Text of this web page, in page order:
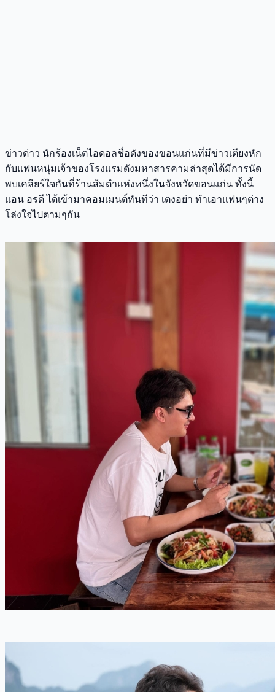
ข่าวด่าว นักร้องเน็ตไอดอลชื่อดังของขอนแก่นที่มีข่าวเตียงหัก
กับแฟนหนุ่มเจ้าของโรงแรมดังมหาสารคามล่าสุดได้มีการนัด
พบเคลียร์ใจกันที่ร้านส้มตำแห่งหนึ่งในจังหวัดขอนแก่น ทั้งนี้
แอน อรดี ได้เข้ามาคอมเมนต์ทันทีว่า เตงอย่า ทำเอาแฟนๆต่าง
โล่งใจไปตามๆกัน